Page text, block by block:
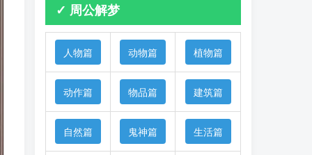
✓ 周公解梦
人物篇 动物篇 植物篇
动作篇 物品篇 建筑篇
自然篇 鬼神篇 生活篇